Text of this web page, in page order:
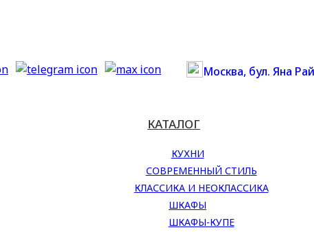
Москва, бул. Яна
КАТАЛОГ
КУХНИ
СОВРЕМЕННЫЙ СТИЛЬ
КЛАССИКА И НЕОКЛАССИКА
ШКАФЫ
ШКАФЫ-КУПЕ